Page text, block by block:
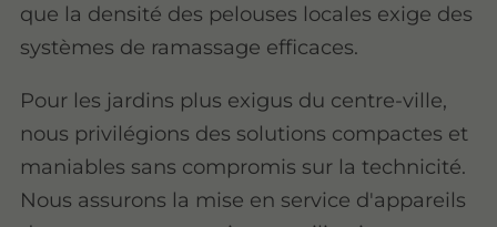
que la densité des pelouses locales exige des
systèmes de ramassage efficaces.
Pour les jardins plus exigus du centre-ville,
nous privilégions des solutions compactes et
maniables sans compromis sur la technicité.
Nous assurons la mise en service d'appareils